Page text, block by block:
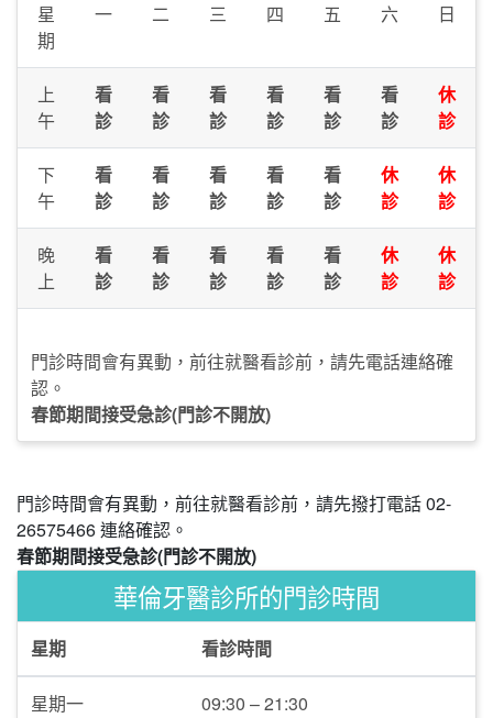
星
期
一 二 三 四 五 六 日
上
午
看
診
看
診
看
診
看
診
看
診
看
診
休
診
下
午
看
診
看
診
看
診
看
診
看
診
休
診
休
診
晚
上
看
診
看
診
看
診
看
診
看
診
休
診
休
診
門診時間會有異動，前往就醫看診前，請先電話連絡確
認。
春節期間接受急診(門診不開放)
門診時間會有異動，前往就醫看診前，請先撥打電話 02-
26575466 連絡確認。
春節期間接受急診(門診不開放)
華倫牙醫診所的門診時間
星期 看診時間
星期一 09:30 – 21:30